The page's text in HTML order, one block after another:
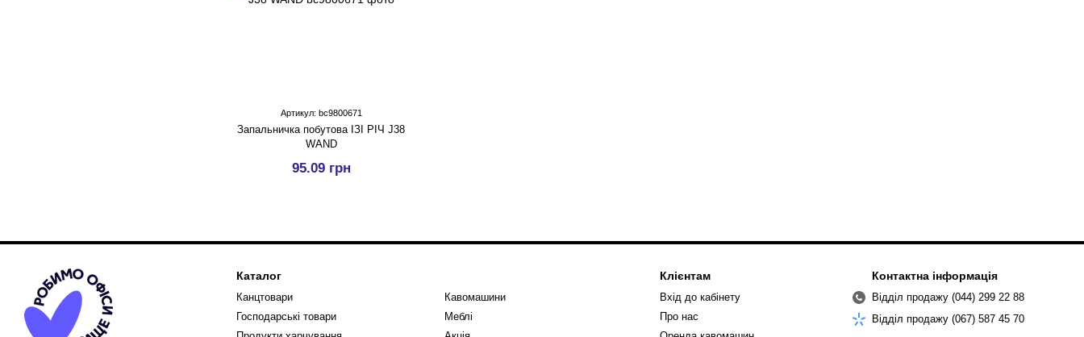
Артикул: bc9800671
Запальничка побутова ІЗІ РІЧ J38
WAND
95.09 грн
Каталог
Канцтовари
Господарські товари
Кавомашини
Меблі
Клієнтам
Вхід до кабінету
Про нас
Контактна інформація
Відділ продажу (044) 299 22 88
Відділ продажу (067) 587 45 70